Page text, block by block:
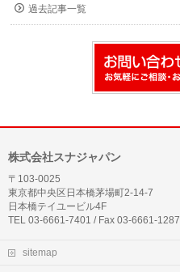
過去記事一覧
株式会社スナジャパン
〒103-0025
東京都中央区日本橋茅場町2-14-7
日本橋テイユービル4F
TEL 03-6661-7401 / Fax 03-6661-1287
sitemap